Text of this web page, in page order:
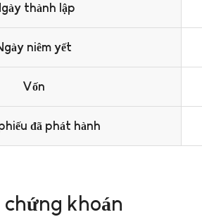
thành lập
niêm yết
Vốn
đã phát hành
khoán